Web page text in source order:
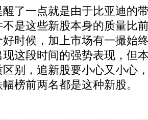
一点就是由于比亚迪的
是这些新股本身的质量比
时候，加上市场有一撮始
这段时间的强势表现，但
别，追新股要小心又小心
榜前两名都是这种新股。